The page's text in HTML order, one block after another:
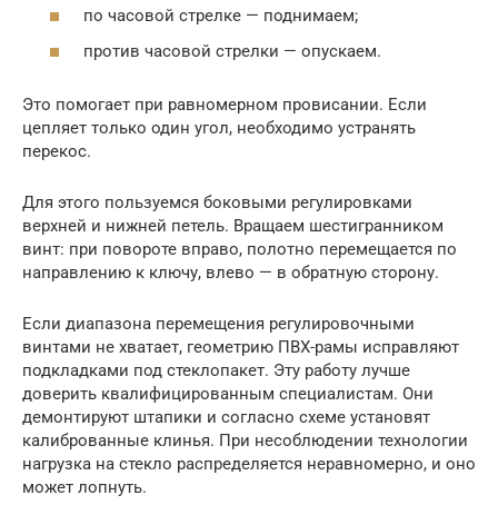
по часовой стрелке — поднимаем;
против часовой стрелки — опускаем.
Это помогает при равномерном провисании. Если
цепляет только один угол, необходимо устранять
перекос.
Для этого пользуемся боковыми регулировками
верхней и нижней петель. Вращаем шестигранником
винт: при повороте вправо, полотно перемещается по
направлению к ключу, влево — в обратную сторону.
Если диапазона перемещения регулировочными
винтами не хватает, геометрию ПВХ-рамы исправляют
подкладками под стеклопакет. Эту работу лучше
доверить квалифицированным специалистам. Они
демонтируют штапики и согласно схеме установят
калиброванные клинья. При несоблюдении технологии
нагрузка на стекло распределяется неравномерно, и оно
может лопнуть.